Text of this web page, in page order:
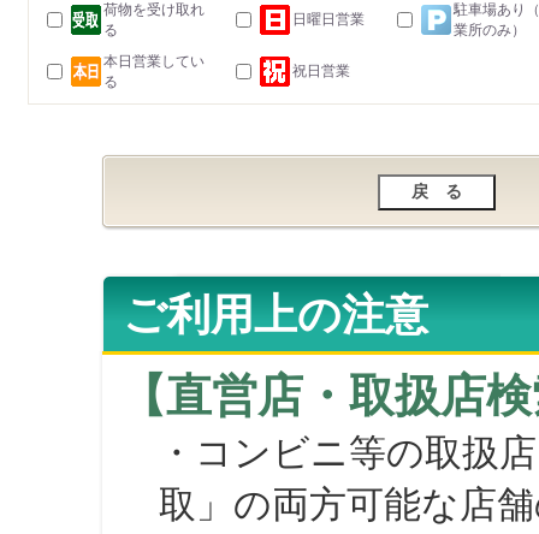
荷物を受け取れ
る
日曜日営業
駐車場あり
業所のみ）
本日営業してい
る
祝日営業
ご利用上の注意
【直営店・取扱店
・コンビニ等の取扱
取」の両方可能な店